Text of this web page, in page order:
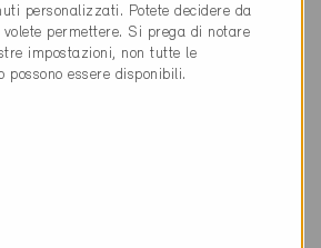
personalizzati. Potete decidere da
permettere. Si prega di notare
impostazioni, non tutte le
essere disponibili.